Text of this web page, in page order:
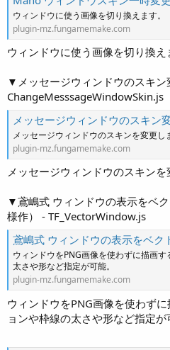
ウィンドウに使う画像を切り換えます。
plugin-mz.fungamemake.com
ウィンドウに使う画像を切り換え
▼メッセージウィンドウのスキ
ChangeMesssageWindowSkin.js
メッセージウィンドウのスキン
メッセージウィンドウのスキンを変更し
plugin-mz.fungamemake.com
メッセージウィンドウのスキンを
▼鳶嶋式 ウィンドウの表示をベ
様作） - TF_VectorWindow.js
鳶嶋式 ウィンドウの表示をベ
ウィンドウをPNG画像を使わずに描画
太さや形など指定が可能。
plugin-mz.fungamemake.com
ウィンドウをPNG画像を使わず
ョンや枠線の太さや形など指定が